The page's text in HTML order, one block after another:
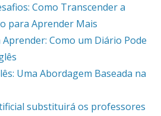
Como Transcender a
para Aprender Mais
Como um Diário Pode
Uma Abordagem Baseada na
substituirá os professores